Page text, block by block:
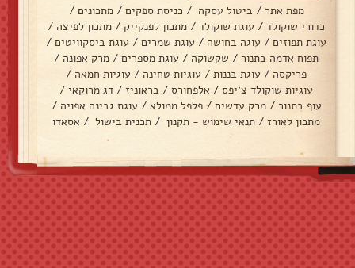
מפת אתר / ביטול עסקה / כניסת ספקים / מתכונים /
כדורי שוקולד / עוגת שוקולד / מתכון לפנקייק / מתכון לפיצה /
עוגת תפוזים / עוגה בחושה / עוגת שמרים / עוגת ביסקוויטים /
תפוח אדמה בתנור / שקשוקה / עוגת מספרים / מרק אפונה /
פריקסה / עוגת בננות / עוגיות טחינה / עוגיות חמאה /
עוגיות שוקולד צ׳יפס / אלפחורס / בראוניז / דג מרוקאי /
עוף בתנור / מרק עדשים / פלפל ממולא / עוגת גבינה אפויה /
מתכון לאורז / תנאי שימוש - תקנון / תכנית בישול / אסאדו